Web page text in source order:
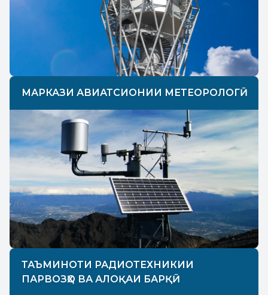
МАРКАЗИ АВИАТСИОНИИ МЕТЕОРОЛОГӢ
ТАЪМИНОТИ РАДИОТЕХНИКИИ
ПАРВОЗҲО ВА АЛОҚАИ БАРҚӢ